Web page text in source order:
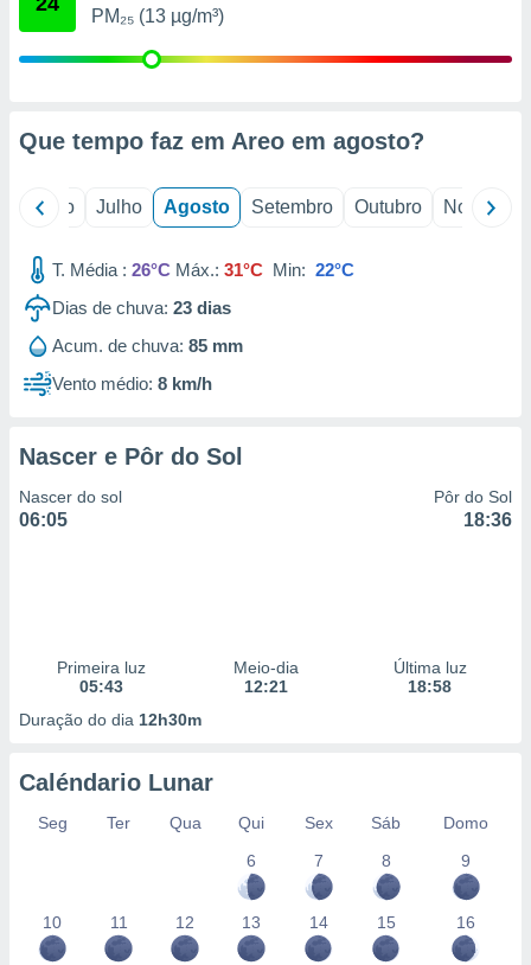
estudos
de
1199
PM₂₅ (13 µg/m³)
Que tempo faz em Areo em agosto?
Junho Julho Agosto Setembro Outubro Novembro
T. Média : 26°C Máx.: 31°C Min: 22°C
Dias de chuva: 23 dias
Acum. de chuva: 85 mm
Vento médio: 8 km/h
Nascer e Pôr do Sol
Nascer do sol
06:05
Pôr do Sol
18:36
Primeira luz
05:43
Meio-dia
12:21
Última luz
18:58
Duração do dia 12h30m
Caléndario Lunar
Seg Ter Qua Qui Sex Sáb
Domo
6
7 8 9
10 11 12 13 14 15 16